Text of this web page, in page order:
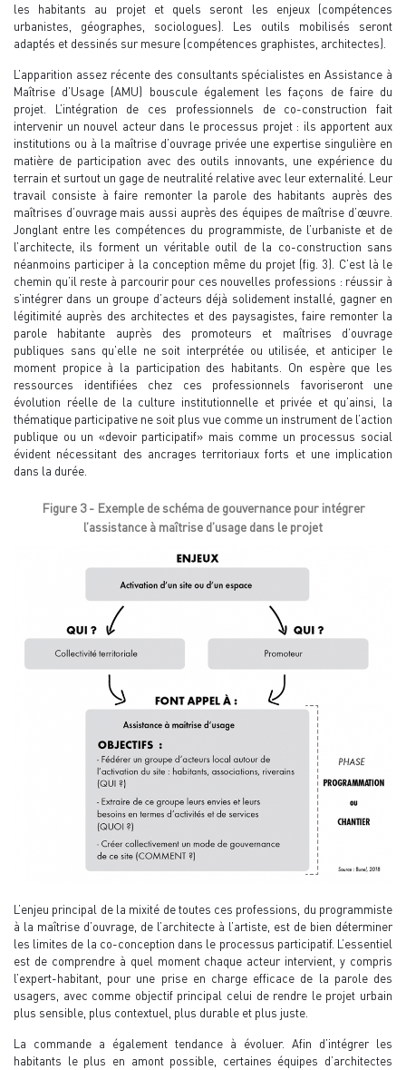
les habitants au projet et quels seront les enjeux (compétences
urbanistes, géographes, sociologues). Les outils mobilisés seront
adaptés et dessinés sur mesure (compétences graphistes, architectes).
L’apparition assez récente des consultants spécialistes en Assistance à
Maîtrise d’Usage (AMU) bouscule également les façons de faire du
projet. L’intégration de ces professionnels de co-construction fait
intervenir un nouvel acteur dans le processus projet : ils apportent aux
institutions ou à la maîtrise d’ouvrage privée une expertise singulière en
matière de participation avec des outils innovants, une expérience du
terrain et surtout un gage de neutralité relative avec leur externalité. Leur
travail consiste à faire remonter la parole des habitants auprès des
maîtrises d’ouvrage mais aussi auprès des équipes de maîtrise d’œuvre.
Jonglant entre les compétences du programmiste, de l’urbaniste et de
l’architecte, ils forment un véritable outil de la co-construction sans
néanmoins participer à la conception même du projet (fig. 3). C’est là le
chemin qu’il reste à parcourir pour ces nouvelles professions : réussir à
s’intégrer dans un groupe d’acteurs déjà solidement installé, gagner en
légitimité auprès des architectes et des paysagistes, faire remonter la
parole habitante auprès des promoteurs et maîtrises d’ouvrage
publiques sans qu’elle ne soit interprétée ou utilisée, et anticiper le
moment propice à la participation des habitants. On espère que les
ressources identifiées chez ces professionnels favoriseront une
évolution réelle de la culture institutionnelle et privée et qu’ainsi, la
thématique participative ne soit plus vue comme un instrument de l’action
publique ou un «devoir participatif» mais comme un processus social
évident nécessitant des ancrages territoriaux forts et une implication
dans la durée.
Figure 3 - Exemple de schéma de gouvernance pour intégrer
l’assistance à maîtrise d’usage dans le projet
L’enjeu principal de la mixité de toutes ces professions, du programmiste
à la maîtrise d’ouvrage, de l’architecte à l’artiste, est de bien déterminer
les limites de la co-conception dans le processus participatif. L’essentiel
est de comprendre à quel moment chaque acteur intervient, y compris
l’expert-habitant, pour une prise en charge efficace de la parole des
usagers, avec comme objectif principal celui de rendre le projet urbain
plus sensible, plus contextuel, plus durable et plus juste.
La commande a également tendance à évoluer. Afin d’intégrer les
habitants le plus en amont possible, certaines équipes d’architectes